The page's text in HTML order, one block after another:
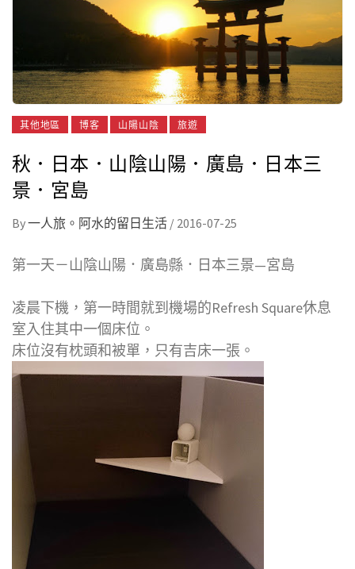
其他地區 博客 山陽山陰 旅遊
秋．日本．山陰山陽．廣島．日本三
景．宮島
By一人旅。阿水的留日生活 / 2016-07-25
第一天－山陰山陽．廣島縣．日本三景—宮島
凌晨下機，第一時間就到機場的Refresh Square休息
室入住其中一個床位。
床位沒有枕頭和被單，只有吉床一張。